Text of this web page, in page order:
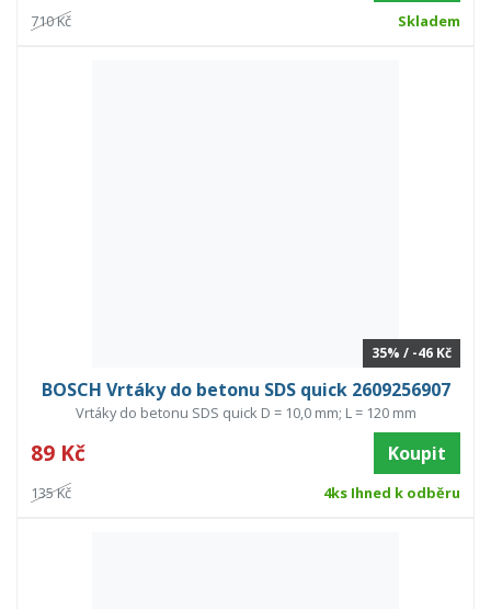
710 Kč Skladem
35% / -46 Kč
BOSCH Vrtáky do betonu SDS quick 2609256907
Vrtáky do betonu SDS quick D = 10,0 mm; L = 120 mm
89 Kč Koupit
135 Kč 4ks Ihned k odběru